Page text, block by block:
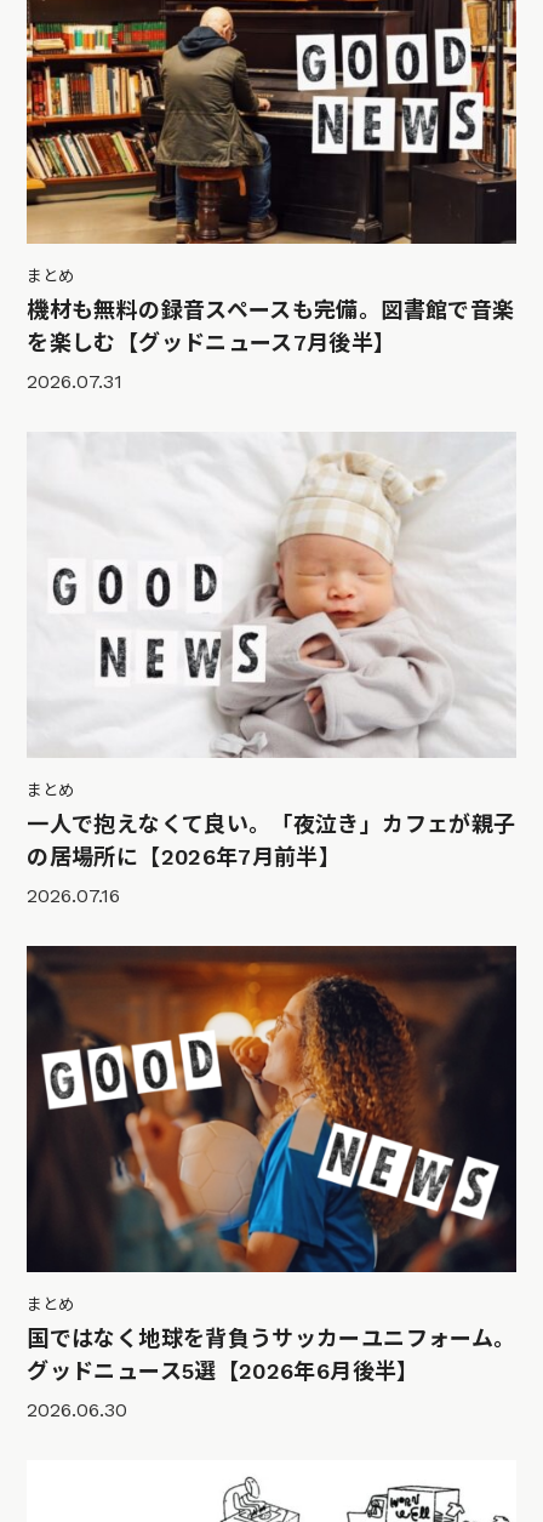
まとめ
機材も無料の録音スペースも完備。図書館で音楽
を楽しむ【グッドニュース7月後半】
2026.07.31
まとめ
一人で抱えなくて良い。「夜泣き」カフェが親子
の居場所に【2026年7月前半】
2026.07.16
まとめ
国ではなく地球を背負うサッカーユニフォーム。
グッドニュース5選【2026年6月後半】
2026.06.30